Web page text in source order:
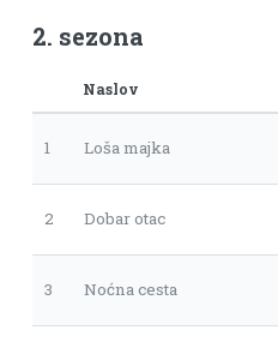
2. sezona
Naslov
1 Loša majka
2 Dobar otac
3 Noćna cesta